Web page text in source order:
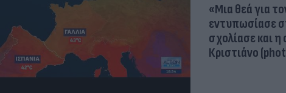
«Μια θεά για
εντυπωσίασε
σχολίασε και
Κριστιάνο